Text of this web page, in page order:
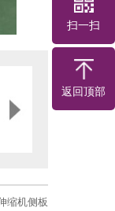
扫一扫
返回顶部
缩机侧板